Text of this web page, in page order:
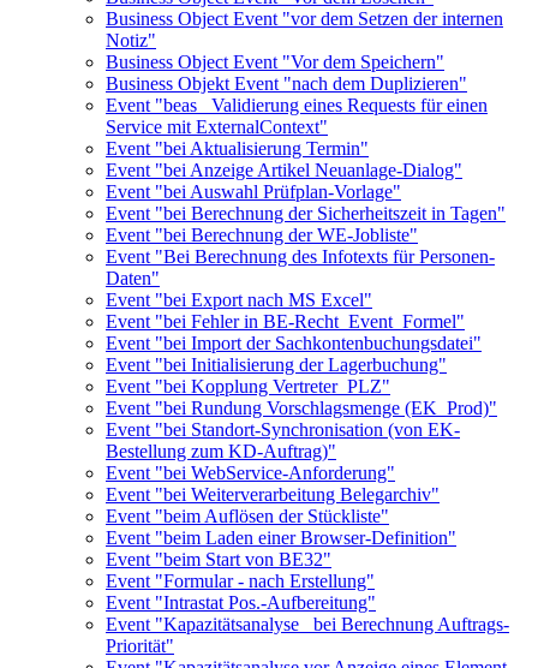
Business Object Event "vor dem Setzen der internen
Notiz"
Business Object Event "Vor dem Speichern"
Business Objekt Event "nach dem Duplizieren"
Event "beas_ Validierung eines Requests für einen
Service mit ExternalContext"
Event "bei Aktualisierung Termin"
Event "bei Anzeige Artikel Neuanlage-Dialog"
Event "bei Auswahl Prüfplan-Vorlage"
Event "bei Berechnung der Sicherheitszeit in Tagen"
Event "bei Berechnung der WE-Jobliste"
Event "Bei Berechnung des Infotexts für Personen-
Daten"
Event "bei Export nach MS Excel"
Event "bei Fehler in BE-Recht_Event_Formel"
Event "bei Import der Sachkontenbuchungsdatei"
Event "bei Initialisierung der Lagerbuchung"
Event "bei Kopplung Vertreter_PLZ"
Event "bei Rundung Vorschlagsmenge (EK_Prod)"
Event "bei Standort-Synchronisation (von EK-
Bestellung zum KD-Auftrag)"
Event "bei WebService-Anforderung"
Event "bei Weiterverarbeitung Belegarchiv"
Event "beim Auflösen der Stückliste"
Event "beim Laden einer Browser-Definition"
Event "beim Start von BE32"
Event "Formular - nach Erstellung"
Event "Intrastat Pos.-Aufbereitung"
Event "Kapazitätsanalyse_ bei Berechnung Auftrags-
Priorität"